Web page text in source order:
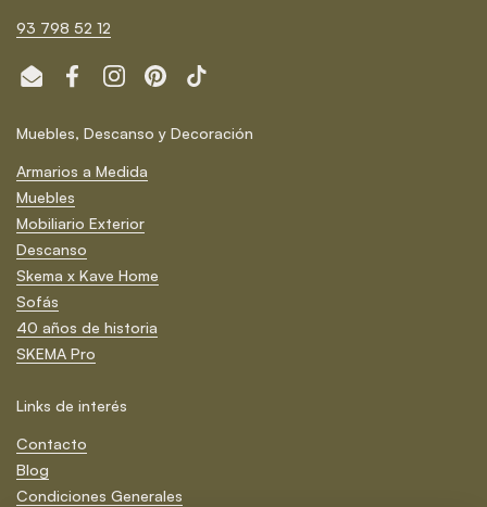
93 798 52 12
Email FacebookInstagramPinterestTikTok
Muebles, Descanso y Decoración
Armarios a Medida
Muebles
Mobiliario Exterior
Descanso
Skema x Kave Home
Sofás
40 años de historia
SKEMA Pro
Links de interés
Contacto
Blog
Condiciones Generales